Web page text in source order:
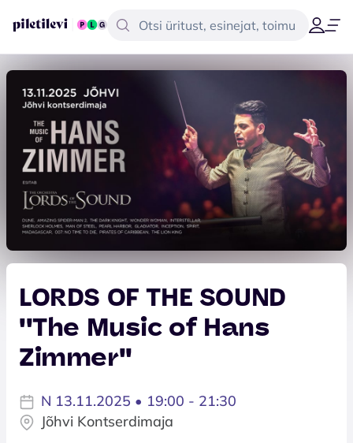
LORDS OF THE SOUND
''The Music of Hans
Zimmer''
N 13.11.2025 • 19:00 - 21:30
Jõhvi Kontserdimaja